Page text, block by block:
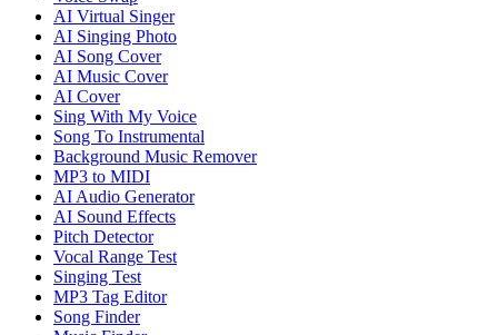
AI Virtual Singer
AI Singing Photo
AI Song Cover
AI Music Cover
AI Cover
Sing With My Voice
Song To Instrumental
Background Music Remover
MP3 to MIDI
AI Audio Generator
AI Sound Effects
Pitch Detector
Vocal Range Test
Singing Test
MP3 Tag Editor
Song Finder